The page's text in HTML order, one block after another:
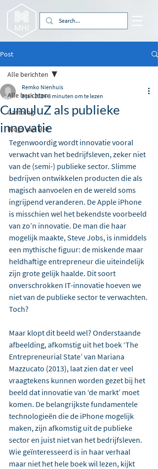
Post
Alle berichten
Gastblog
Blogs van MHI
Alle berichten
CumuluZ als publieke
innovatie
Remko Nienhuis
8 jan 2024 8 minuten om te lezen
Tegenwoordig wordt innovatie vooral
verwacht van het bedrijfsleven, zeker niet
van de (semi-) publieke sector. Slimme
bedrijven ontwikkelen producten die als
magisch aanvoelen en de wereld soms
ingrijpend veranderen. De Apple iPhone
is misschien wel het bekendste voorbeeld
van zo’n innovatie. De man die haar
mogelijk maakte, Steve Jobs, is inmiddels
een mythische figuur: de miskende maar
heldhaftige entrepreneur die uiteindelijk
zijn grote gelijk haalde. Dit soort
onverschrokken IT-innovatie hoeven we
niet van de publieke sector te verwachten.
Toch?
Maar klopt dit beeld wel? Onderstaande
afbeelding, afkomstig uit het boek ‘The
Entrepreneurial State’ van Mariana
Mazzucato (2013), laat zien dat er veel
vraagtekens kunnen worden gezet bij het
beeld dat innovatie van ‘de markt’ moet
komen. De belangrijkste fundamentele
technologieën die de iPhone mogelijk
maken, zijn afkomstig uit de publieke
sector en juist niet van het bedrijfsleven.
Wie geïnteresseerd is in haar verhaal
maar niet het hele boek wil lezen, kijkt